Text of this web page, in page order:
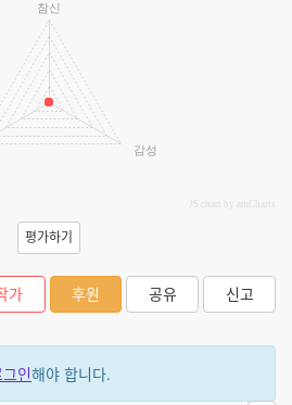
참신
감성
JS chart by amCharts
평가하기
가 후원 공유 신고
인해야 합니다.